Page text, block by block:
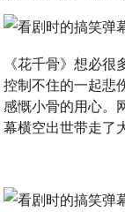
《花千骨》想必
控制不住的一起悲
感慨小骨的用心。
幕横空出世带走了